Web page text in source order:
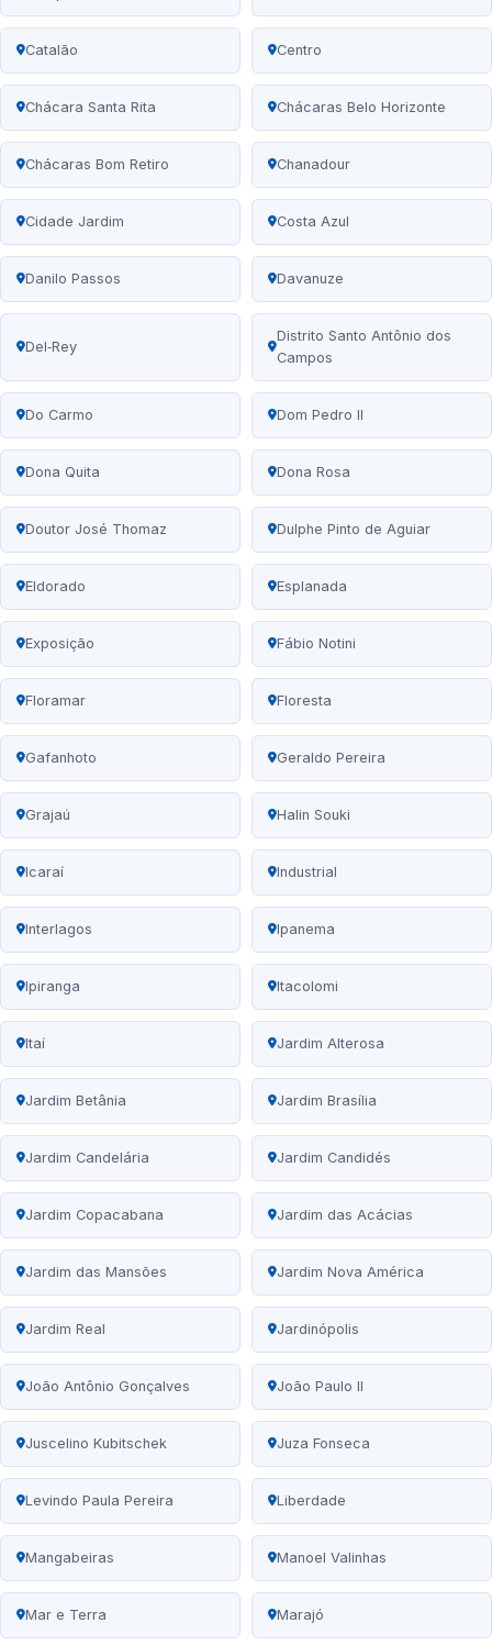
Catalão Centro
Chácara Santa Rita Chácaras Belo Horizonte
Chácaras Bom Retiro Chanadour
Cidade Jardim Costa Azul
Danilo Passos Davanuze
Del‑Rey
Distrito Santo Antônio dos
Campos
Do Carmo Dom Pedro II
Dona Quita Dona Rosa
Doutor José Thomaz Dulphe Pinto de Aguiar
Eldorado Esplanada
Exposição Fábio Notini
Floramar Floresta
Gafanhoto Geraldo Pereira
Grajaú Halin Souki
Icaraí Industrial
Interlagos Ipanema
Ipiranga Itacolomi
Itaí Jardim Alterosa
Jardim Betânia Jardim Brasília
Jardim Candelária Jardim Candidés
Jardim Copacabana Jardim das Acácias
Jardim das Mansões Jardim Nova América
Jardim Real Jardinópolis
João Antônio Gonçalves João Paulo II
Juscelino Kubitschek Juza Fonseca
Levindo Paula Pereira Liberdade
Mangabeiras Manoel Valinhas
Mar e Terra Marajó